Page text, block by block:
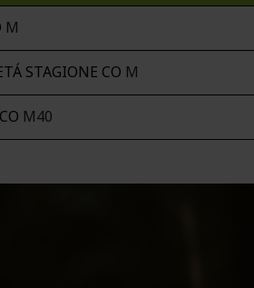
M
STAGIONE CO M
M40